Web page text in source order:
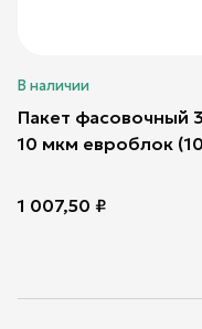
В наличии
Пакет фасовочный
10 мкм евроблок
1 007,50 ₽